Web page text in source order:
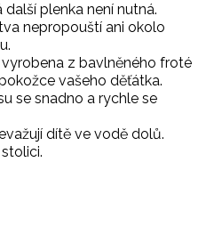
plenka není nutná.
nepropouští ani okolo
z bavlněného froté
vašeho děťátka.
se snadno a rychle se
dítě ve vodě dolů.